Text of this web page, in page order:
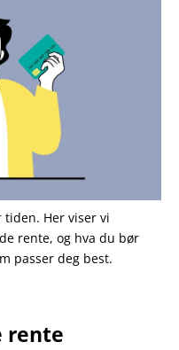
tiden. Her viser vi
rente, og hva du bør
passer deg best.
rente